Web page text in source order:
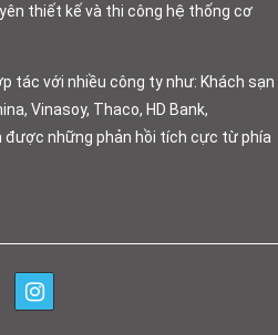
thiết kế và thi công hệ thống cơ
tác với nhiều công ty như: Khách sạn
Vinasoy, Thaco, HD Bank,
được những phản hồi tích cực từ phía